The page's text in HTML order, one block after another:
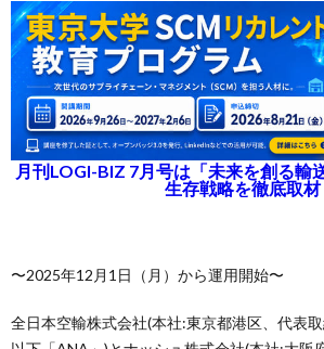
月刊LOGI-BIZ 7月号は「未来を創る輸
生存戦略を徹底取材
〜2025年12月1日（月）から運用開始〜
全日本空輸株式会社(本社:東京都港区、代表取